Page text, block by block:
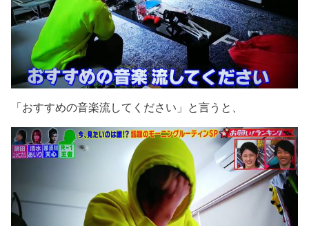
「おすすめの音楽流してください」と言うと、